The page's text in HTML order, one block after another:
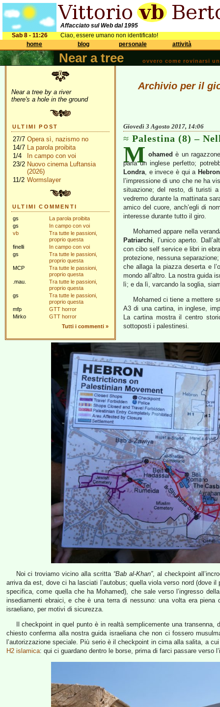
Affacciato sul Web dal 1995
Sab 8 - 11:26
Ciao, essere umano non identificato!
home
blog personale attività
Near a tree ovvero come rovinarsi
Near a tree by a river
there's a hole in the ground
ULTIMI POST
27/7 Opera sì, nazismo no
14/7 La parola proibita
1/4
In campo con voi
23/2 Nuovo cinema Luftansia
(2026)
11/2 Wormslayer
ULTIMI COMMENTI
gs
La parola proibita
gs
In campo con voi
vb
Tra tutte le passioni,
proprio questa
finelli
In campo con voi
gs
Tra tutte le passioni,
proprio questa
MCP
Tra tutte le passioni,
proprio questa
.mau.
Tra tutte le passioni,
proprio questa
gs
Tra tutte le passioni,
proprio questa
mfp
GTT horror
Mirko
GTT horror
Tutti i commenti »
Archivio per il
Giovedì 3 Agosto 2017, 14:06
Palestina (8) –
M ohamed è un
parla un inglese perfetto;
Londra, e invece è qui a Hebron
l’impressione di uno che ne ha
situazione; del resto, di turisti
vedremo durante la mattinata
amico del cuore, anch’egli di
interesse durante tutto il giro.
Mohamed appare nella
Patriarchi, l’unico aperto.
con cibo self service e libri in
protezione, nessuna
che allaga la piazza deserta e
mondo all’altro. La nostra guida
lì; e da lì, varcando la soglia,
Mohamed ci tiene a mettere
A3 di una cartina, in inglese,
La cartina mostra il centro
sottoposti i palestinesi.
Noi ci troviamo vicino alla scritta “Bab al-Khan”, al checkpoint
arriva da est, dove ci ha lasciati l’autobus; quella viola verso nord (dove
specifica, come quella che ha Mohamed), che sale verso l’ingresso
insediamenti ebraici, e che è una terra di nessuno: una volta era
israeliano, per motivi di sicurezza.
Il checkpoint in quel punto è in realtà semplicemente una
chiesto conferma alla nostra guida israeliana che non ci fossero
l’autorizzazione speciale. Più serio è il checkpoint in cima alla salita, a
H2 islamica: qui ci guardano dentro le borse, prima di farci passare verso